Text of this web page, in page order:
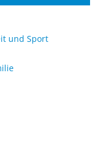
und Sport